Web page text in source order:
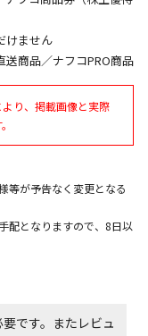
す。別途費用が発
商品です
けません
商品／ナフコPRO商品
り、掲載画像と実際
等が予告なく変更となる
配となりますので、8日以
です。またレビュ